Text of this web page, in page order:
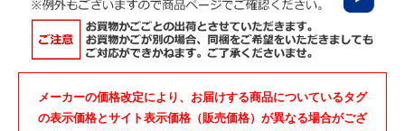
メーカーの価格改定により、お届けする商品についているタグ
の表示価格とサイト表示価格（販売価格）が異なる場合がござ